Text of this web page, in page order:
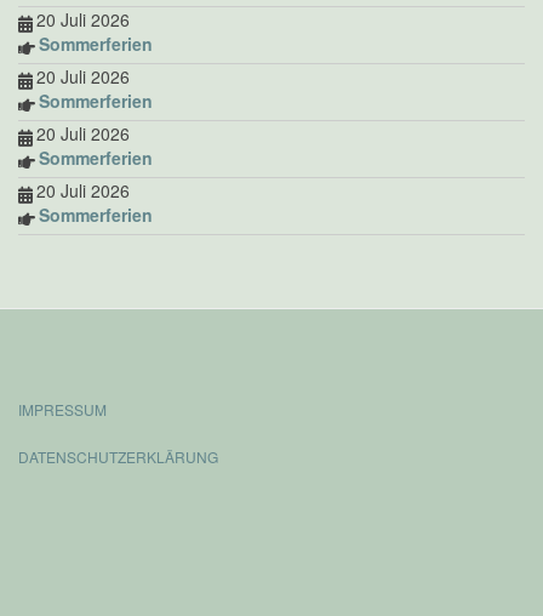
20 Juli 2026
Sommerferien
20 Juli 2026
Sommerferien
20 Juli 2026
Sommerferien
20 Juli 2026
Sommerferien
IMPRESSUM
DATENSCHUTZERKLÄRUNG